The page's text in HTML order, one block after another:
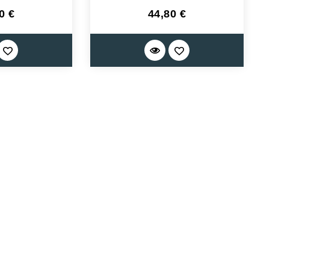
€ Prix
44,80 €